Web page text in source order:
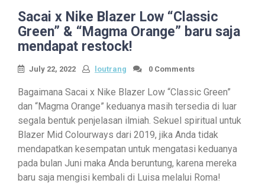
Sacai x Nike Blazer Low “Classic
Green” & “Magma Orange” baru saja
mendapat restock!
July 22, 2022 loutrang 0 Comments
Bagaimana Sacai x Nike Blazer Low “Classic Green”
dan “Magma Orange” keduanya masih tersedia di luar
segala bentuk penjelasan ilmiah. Sekuel spiritual untuk
Blazer Mid Colourways dari 2019, jika Anda tidak
mendapatkan kesempatan untuk mengatasi keduanya
pada bulan Juni maka Anda beruntung, karena mereka
baru saja mengisi kembali di Luisa melalui Roma!